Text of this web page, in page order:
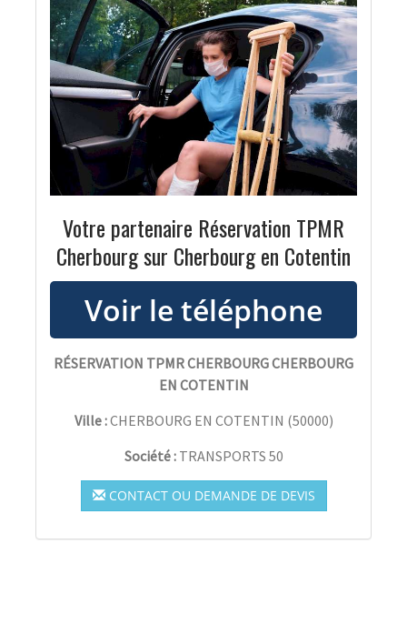
Votre partenaire Réservation TPMR
Cherbourg sur Cherbourg en Cotentin
RÉSERVATION TPMR CHERBOURG CHERBOURG
EN COTENTIN
Ville :CHERBOURG EN COTENTIN (50000)
Société : TRANSPORTS 50
CONTACT OU DEMANDE DE DEVIS